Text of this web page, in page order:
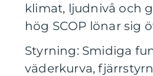
klimat, ljudnivå och
hög SCOP lönar sig
Styrning: Smidiga
väderkurva,